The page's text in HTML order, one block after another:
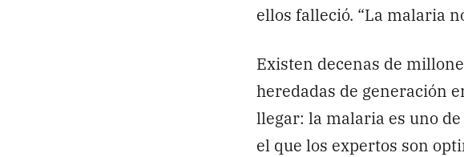
ellos falleció. “La malaria
Existen decenas de
heredadas de generación
llegar: la malaria es uno
el que los expertos son